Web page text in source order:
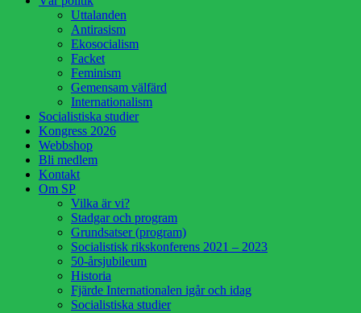
Uttalanden
Antirasism
Ekosocialism
Facket
Feminism
Gemensam välfärd
Internationalism
Socialistiska studier
Kongress 2026
Webbshop
Bli medlem
Kontakt
Om SP
Vilka är vi?
Stadgar och program
Grundsatser (program)
Socialistisk rikskonferens 2021 – 2023
50-årsjubileum
Historia
Fjärde Internationalen igår och idag
Socialistiska studier